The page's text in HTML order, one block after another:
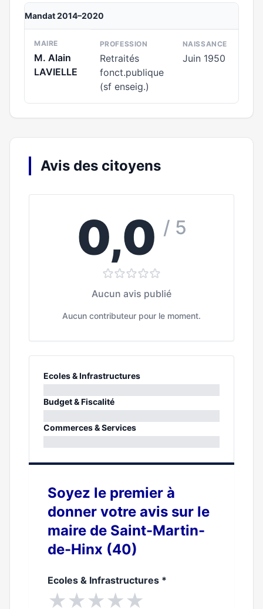
Mandat 2014–2020
MAIRE
M. Alain
LAVIELLE
PROFESSION
Retraités
fonct.publique
(sf enseig.)
NAISSANCE
Juin 1950
Avis des citoyens
0,0 / 5
Aucun avis publié
Aucun contributeur pour le moment.
Ecoles & Infrastructures
0%
Budget & Fiscalité
0%
Commerces & Services
Soyez le premier à
donner votre avis sur le
maire de Saint-Martin-
de-Hinx (40)
Ecoles & Infrastructures *
★★★★★